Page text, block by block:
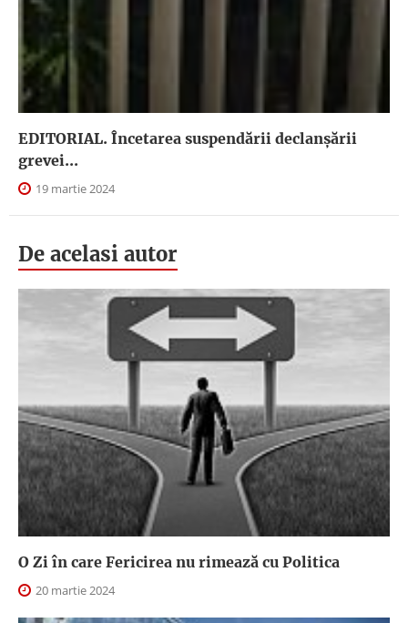
EDITORIAL. Încetarea suspendării declanşării
grevei...
19 martie 2024
De acelasi autor
O Zi în care Fericirea nu rimează cu Politica
20 martie 2024